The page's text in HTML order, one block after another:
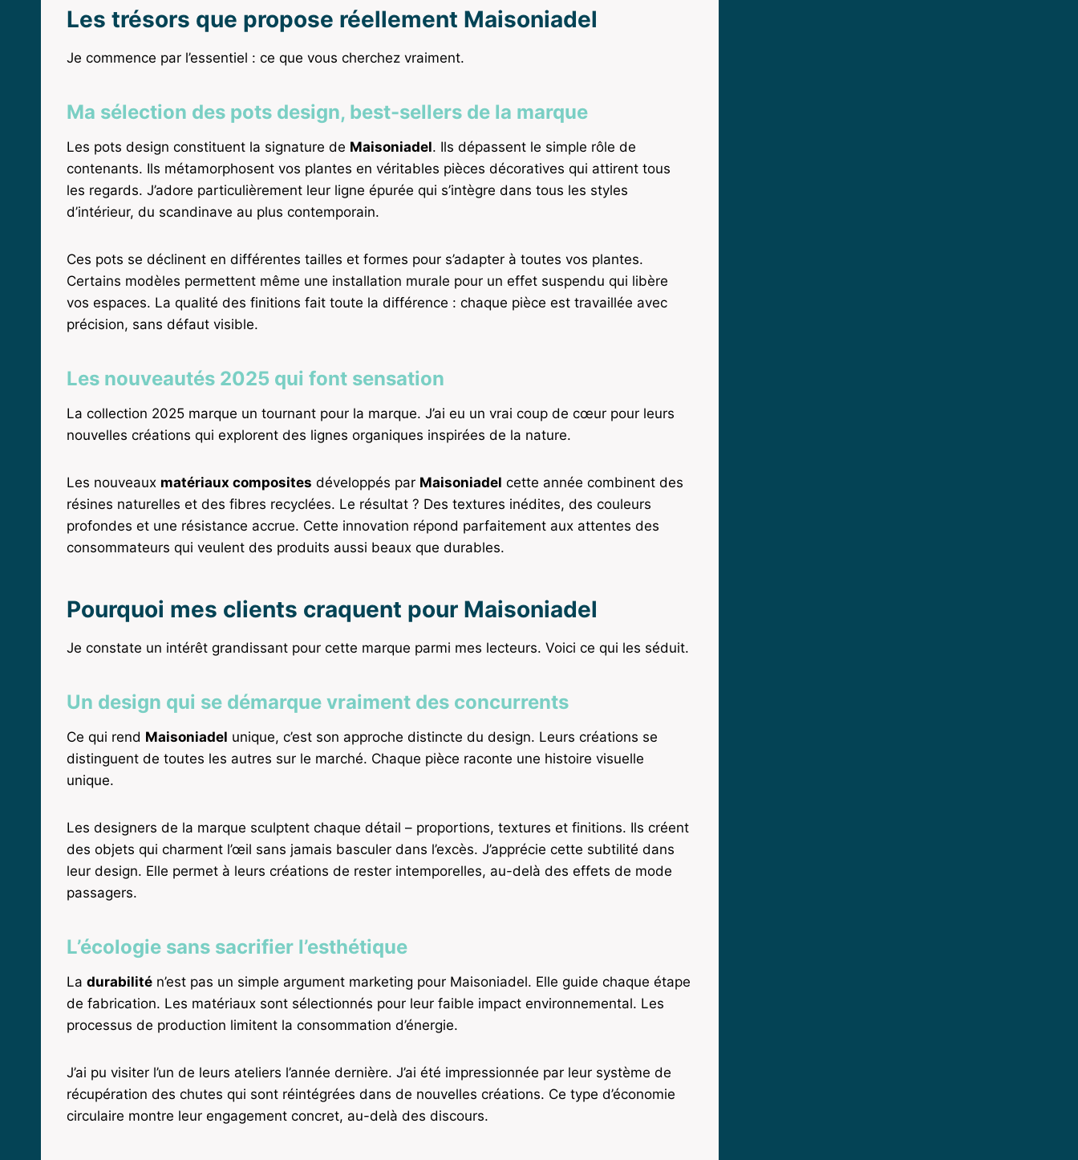
Les trésors que propose réellement Maisoniadel
Je commence par l’essentiel : ce que vous cherchez vraiment.
Ma sélection des pots design, best-sellers de la marque
Les pots design constituent la signature de Maisoniadel. Ils dépassent le simple rôle de
contenants. Ils métamorphosent vos plantes en véritables pièces décoratives qui attirent tous
les regards. J’adore particulièrement leur ligne épurée qui s’intègre dans tous les styles
d’intérieur, du scandinave au plus contemporain.
Ces pots se déclinent en différentes tailles et formes pour s’adapter à toutes vos plantes.
Certains modèles permettent même une installation murale pour un effet suspendu qui libère
vos espaces. La qualité des finitions fait toute la différence : chaque pièce est travaillée avec
précision, sans défaut visible.
Les nouveautés 2025 qui font sensation
La collection 2025 marque un tournant pour la marque. J’ai eu un vrai coup de cœur pour leurs
nouvelles créations qui explorent des lignes organiques inspirées de la nature.
Les nouveaux matériaux composites développés par Maisoniadel cette année combinent des
résines naturelles et des fibres recyclées. Le résultat ? Des textures inédites, des couleurs
profondes et une résistance accrue. Cette innovation répond parfaitement aux attentes des
consommateurs qui veulent des produits aussi beaux que durables.
Pourquoi mes clients craquent pour Maisoniadel
Je constate un intérêt grandissant pour cette marque parmi mes lecteurs. Voici ce qui les séduit.
Un design qui se démarque vraiment des concurrents
Ce qui rend Maisoniadel unique, c’est son approche distincte du design. Leurs créations se
distinguent de toutes les autres sur le marché. Chaque pièce raconte une histoire visuelle
unique.
Les designers de la marque sculptent chaque détail – proportions, textures et finitions. Ils créent
des objets qui charment l’œil sans jamais basculer dans l’excès. J’apprécie cette subtilité dans
leur design. Elle permet à leurs créations de rester intemporelles, au-delà des effets de mode
passagers.
L’écologie sans sacrifier l’esthétique
La durabilité n’est pas un simple argument marketing pour Maisoniadel. Elle guide chaque étape
de fabrication. Les matériaux sont sélectionnés pour leur faible impact environnemental. Les
processus de production limitent la consommation d’énergie.
J’ai pu visiter l’un de leurs ateliers l’année dernière. J’ai été impressionnée par leur système de
récupération des chutes qui sont réintégrées dans de nouvelles créations. Ce type d’économie
circulaire montre leur engagement concret, au-delà des discours.